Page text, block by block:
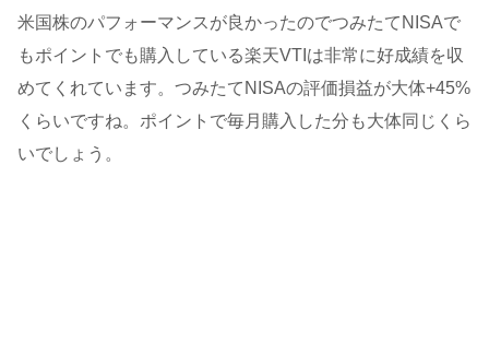
米国株のパフォーマンスが良かったのでつみたてNISAで
もポイントでも購入している楽天VTIは非常に好成績を収
めてくれています。つみたてNISAの評価損益が大体+45%
くらいですね。ポイントで毎月購入した分も大体同じくら
いでしょう。